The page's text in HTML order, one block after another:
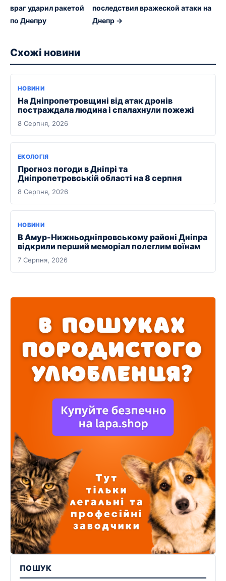
враг ударил ракетой
по Днепру
последствия вражеской атаки на
Днепр →
Схожі новини
НОВИНИ
На Дніпропетровщині від атак дронів
постраждала людина і спалахнули пожежі
8 Серпня, 2026
ЕКОЛОГІЯ
Прогноз погоди в Дніпрі та
Дніпропетровській області на 8 серпня
8 Серпня, 2026
НОВИНИ
В Амур-Нижньодніпровському районі Дніпра
відкрили перший меморіал полеглим воїнам
7 Серпня, 2026
ПОШУК